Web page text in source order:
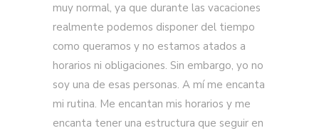
muy normal, ya que durante las vacaciones
realmente podemos disponer del tiempo
como queramos y no estamos atados a
horarios ni obligaciones. Sin embargo, yo no
soy una de esas personas. A mí me encanta
mi rutina. Me encantan mis horarios y me
encanta tener una estructura que seguir en